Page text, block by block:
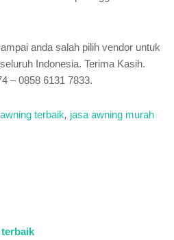
anda salah pilih vendor untuk
Indonesia. Terima Kasih.
– 0858 6131 7833.
awning terbaik, jasa awning murah